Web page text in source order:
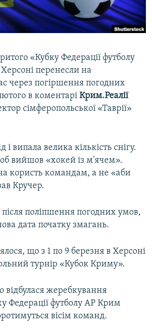
«Кубку Федерації футболу
перенесли на
через погіршення погодних
в коментарі Крим.Реалії
сімферопольської «Таврії»
і випала велика кількість снігу.
вийшов «хокей із м'ячем».
користь командам, а не «аби
Кручер.
поліпшення погодних умов,
дата початку змагань.
що з 1 по 9 березня в Херсоні
турнір «Кубок Криму».
відбулася жеребкування
Федерації футболу АР Крим
вісім команд.